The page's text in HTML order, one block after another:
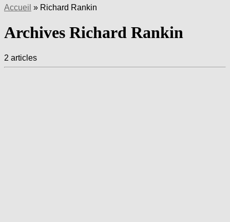
Accueil » Richard Rankin
Archives Richard Rankin
2 articles